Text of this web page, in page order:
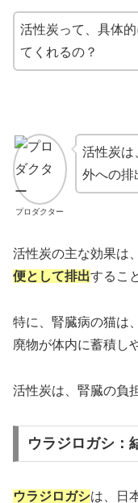
活性炭って、具体
てくれるの？
プロダクター
活性炭は
外への排
活性炭の主な効果は、
便として排出するこ
特に、腎臓病の猫は
廃物が体内に蓄積し
活性炭は、腎臓の負
ウラジロガシ：
ウラジロガシは、日